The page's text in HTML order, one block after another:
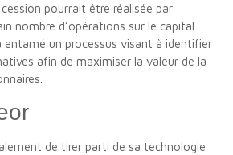
pourrait être réalisée par
nombre d’opérations sur le capital
entamé un processus visant à identifier
afin de maximiser la valeur de la
de tirer parti de sa technologie